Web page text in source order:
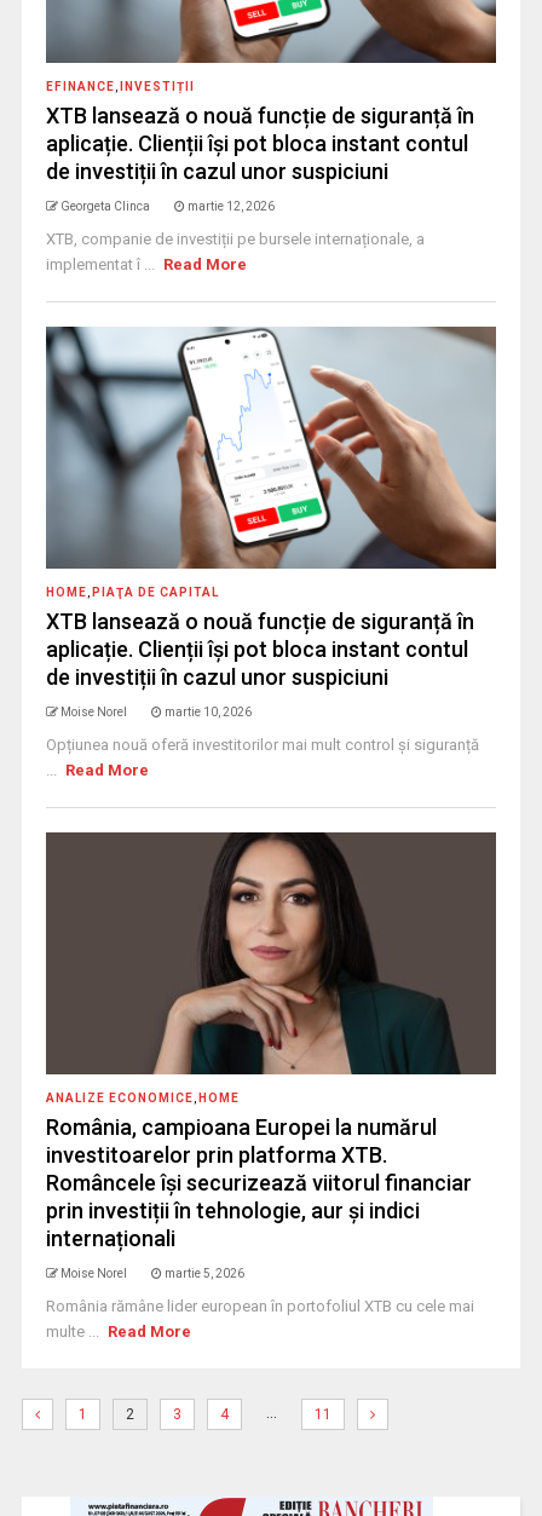
EFINANCE INVESTIȚII
XTB lansează o nouă funcție de siguranță în
aplicație. Clienții își pot bloca instant contul
de investiții în cazul unor suspiciuni
Georgeta Clinca martie 12, 2026
XTB, companie de investiții pe bursele internaționale, a
implementat î ... Read More
HOME PIAŢA DE CAPITAL
XTB lansează o nouă funcție de siguranță în
aplicație. Clienții își pot bloca instant contul
de investiții în cazul unor suspiciuni
Moise Norel martie 10, 2026
Opțiunea nouă oferă investitorilor mai mult control și siguranță
... Read More
ANALIZE ECONOMICE HOME
România, campioana Europei la numărul
investitoarelor prin platforma XTB.
Româncele își securizează viitorul financiar
prin investiții în tehnologie, aur și indici
internaționali
Moise Norel martie 5, 2026
România rămâne lider european în portofoliul XTB cu cele mai
multe ... Read More
1 2 3 4 … 11